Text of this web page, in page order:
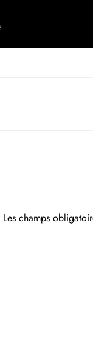
Les champs